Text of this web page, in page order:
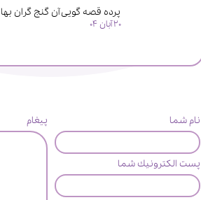
پرده قصه گویی آن گنج گران بها
۲۰ آبان ۰۴
نام شما
پست الكترونيك شما
پیغام